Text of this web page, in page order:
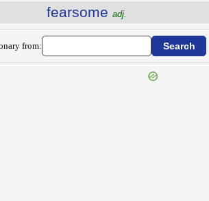
fearsome adj.
from: